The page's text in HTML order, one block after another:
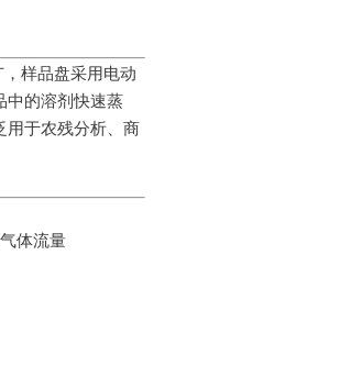
样品盘采用电动
中的溶剂快速蒸
用于农残分析、商
体流量